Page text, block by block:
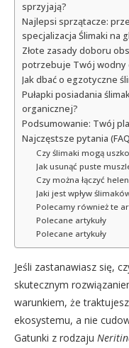
sprzyjają?
Najlepsi sprzątacze:
specjalizacja Ślimaki na
Złote zasady doboru
potrzebuje Twój wodny
Jak dbać o egzotyczne
Pułapki posiadania
organicznej?
Podsumowanie: Twój
Najczęstsze pytania
Czy ślimaki mogą
Jak usunąć puste
Czy można łączyć
Jaki jest wpływ
Polecamy również te
Polecane artykuły
Polecane artykuły
Jeśli zastanawiasz się,
skutecznym
warunkiem, że
ekosystemu, a nie
Gatunki z rodzaju